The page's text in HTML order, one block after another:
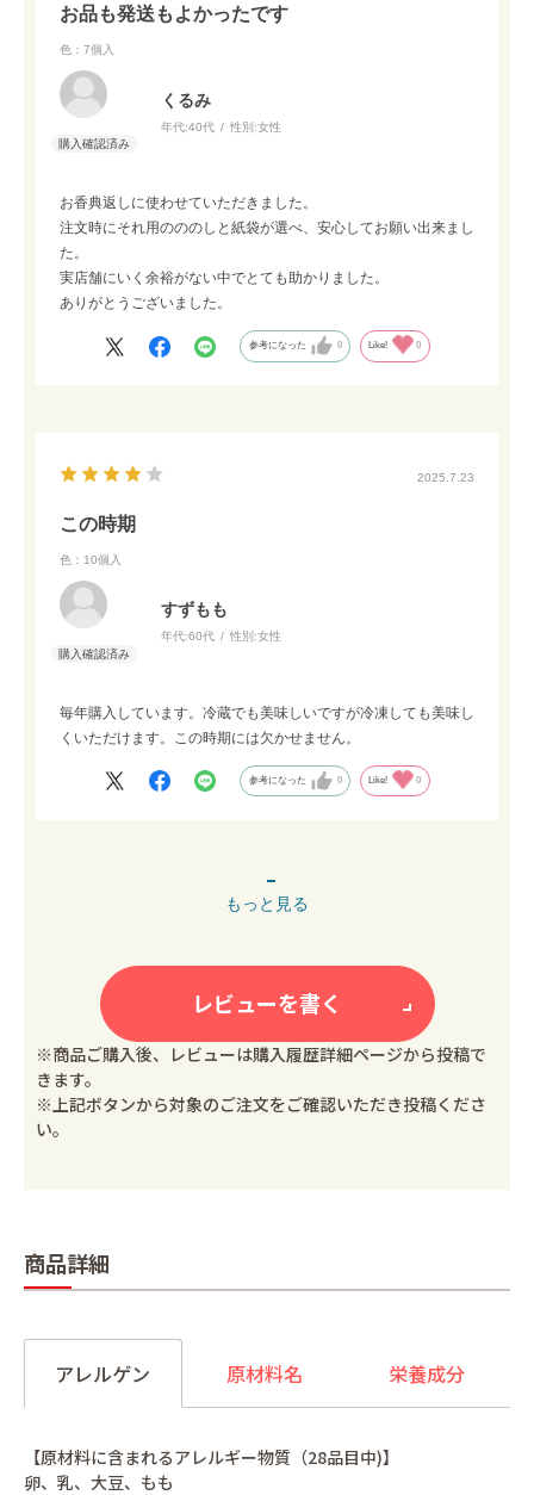
お品も発送もよかったです
色：7個入
くるみ
年代:40代 性別:女性
お香典返しに使わせていただきました。
注文時にそれ用のののしと紙袋が選べ、安心してお願い出来まし
た。
実店舗にいく余裕がない中でとても助かりました。
ありがとうございました。
参考になった 0 Like! 0
2025.7.23
この時期
色：10個入
すずもも
年代:60代 性別:女性
毎年購入しています。冷蔵でも美味しいですが冷凍しても美味し
くいただけます。この時期には欠かせません。
参考になった 0 Like! 0
もっと見る
レビューを書く
※商品ご購入後、レビューは購入履歴詳細ページから投稿で
きます。
※上記ボタンから対象のご注文をご確認いただき投稿くださ
い。
商品詳細
アレルゲン 原材料名 栄養成分
【原材料に含まれるアレルギー物質（28品目中)】
卵、乳、大豆、もも